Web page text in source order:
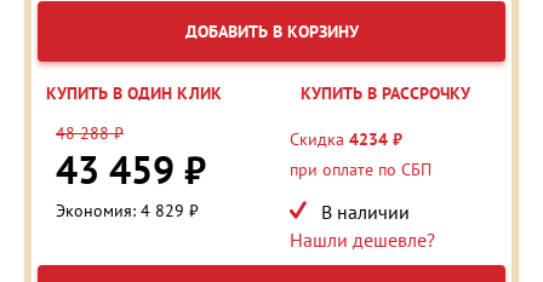
ДОБАВИТЬ В КОРЗИНУ
КУПИТЬ В ОДИН КЛИК
КУПИТЬ В РАССРОЧКУ
48 288 ₽
43 459 ₽
Экономия: 4 829 ₽
Скидка 4234 ₽
при оплате по СБП
В наличии
Нашли дешевле?